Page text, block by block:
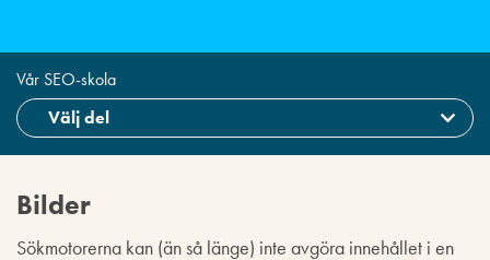
Vår SEO-skola
Bilder
Sökmotorerna kan (än så länge) inte avgöra innehållet i en